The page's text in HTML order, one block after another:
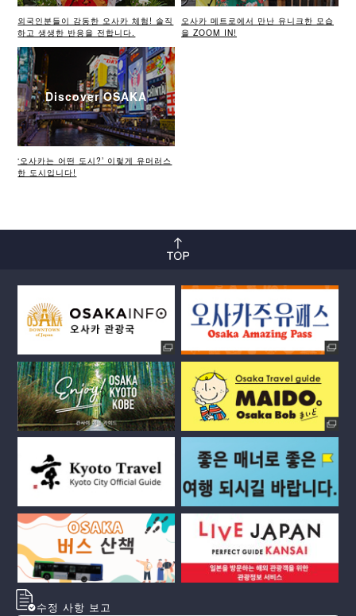
외국인분들이 감동한 오사카 체험! 솔직
하고 생생한 반응을 전합니다.
오사카 메트로에서 만난 유니크한 모습
을 ZOOM IN!
Discover OSAKA
‘오사카는 어떤 도시?’ 이렇게 유머러스
한 도시입니다!
수정 사항 보고